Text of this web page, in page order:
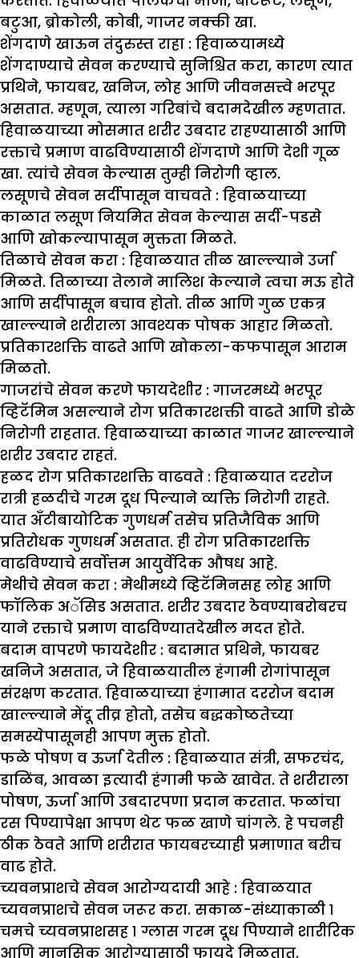
बटुआ, ब्रोकोली, कोबी, गाजर नक्की खा.
शेंगदाणे खाऊन तंदुरुस्त राहा : हिवाळयामध्ये
शेंगदाण्याचे सेवन करण्याचे सुनिश्चित करा, कारण त्यात
प्रथिने, फायबर, खनिज, लोह आणि जीवनसत्त्वे भरपूर
असतात. म्हणून, त्याला गरिबांचे बदामदेखील म्हणतात.
हिवाळयाच्या मोसमात शरीर उबदार राहण्यासाठी आणि
रक्ताचे प्रमाण वाढविण्यासाठी शेंगदाणे आणि देशी गूळ
खा. त्यांचे सेवन केल्यास तुम्ही निरोगी व्हाल.
लसूणचे सेवन सर्दीपासून वाचवते : हिवाळयाच्या
काळात लसूण नियमित सेवन केल्यास सर्दी-पडसे
आणि खोकल्यापासून मुक्तता मिळते.
तिळाचे सेवन करा : हिवाळयात तीळ खाल्ल्याने उर्जा
मिळते. तिळाच्या तेलाने मालिश केल्याने त्वचा मऊ होते
आणि सर्दीपासून बचाव होतो. तीळ आणि गुळ एकत्र
खाल्ल्याने शरीराला आवश्यक पोषक आहार मिळतो.
प्रतिकारशक्ति वाढते आणि खोकला-कफपासून आराम
मिळतो.
गाजरांचे सेवन करणे फायदेशीर : गाजरमध्ये भरपूर
व्हिटॅमिन असल्याने रोग प्रतिकारशक्ती वाढते आणि डोळे
निरोगी राहतात. हिवाळयाच्या काळात गाजर खाल्ल्याने
शरीर उबदार राहतं.
हळद रोग प्रतिकारशक्ति वाढवते : हिवाळयात दररोज
रात्री हळदीचे गरम दूध पिल्याने व्यक्ति निरोगी राहते.
यात अँटीबायोटिक गुणधर्म तसेच प्रतिजैविक आणि
प्रतिरोधक गुणधर्म असतात. ही रोग प्रतिकारशक्ति
वाढविण्याचे सर्वोत्तम आयुर्वेदिक औषध आहे.
मेथीचे सेवन करा : मेथीमध्ये व्हिटॅमिनसह लोह आणि
फॉलिक अॅसिड असतात. शरीर उबदार ठेवण्याबरोबरच
याने रक्ताचे प्रमाण वाढविण्यातदेखील मदत होते.
बदाम वापरणे फायदेशीर : बदामात प्रथिने, फायबर
खनिजे असतात, जे हिवाळयातील हंगामी रोगांपासून
संरक्षण करतात. हिवाळयाच्या हंगामात दररोज बदाम
खाल्ल्याने मेंदू तीव्र होतो, तसेच बद्धकोष्ठतेच्या
समस्येपासूनही आपण मुक्त होतो.
फळे पोषण व ऊर्जा देतील : हिवाळयात संत्री, सफरचंद,
डाळिंब, आवळा इत्यादी हंगामी फळे खावेत. ते शरीराला
पोषण, ऊर्जा आणि उबदारपणा प्रदान करतात. फळांचा
रस पिण्यापेक्षा आपण थेट फळ खाणे चांगले. हे पचनही
ठीक ठेवते आणि शरीरात फायबरच्याही प्रमाणात बरीच
वाढ होते.
च्यवनप्राशचे सेवन आरोग्यदायी आहे : हिवाळयात
च्यवनप्राशचे सेवन जरूर करा. सकाळ-संध्याकाळी १
चमचे च्यवनप्राशसह १ ग्लास गरम दूध पिण्याने शारीरिक
आणि मानसिक आरोग्यासाठी फायदे मिळतात.